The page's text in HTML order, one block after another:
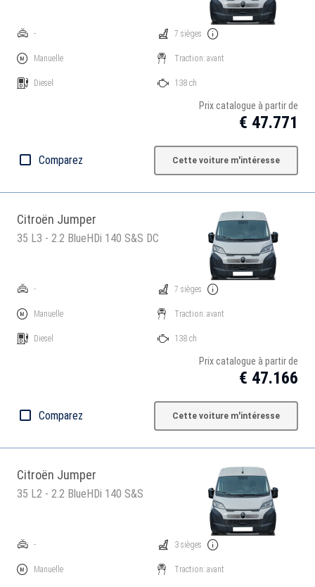
-
Manuelle
Diesel
7 sièges
Traction: avant
138 ch
Prix catalogue à partir de
€ 47.771
Comparez Cette voiture m'intéresse
Citroën Jumper
35 L3 - 2.2 BlueHDi 140 S&S DC
-
Manuelle
Diesel
7 sièges
Traction: avant
138 ch
Prix catalogue à partir de
€ 47.166
Comparez Cette voiture m'intéresse
Citroën Jumper
35 L2 - 2.2 BlueHDi 140 S&S
-
Manuelle
3 sièges
Traction: avant